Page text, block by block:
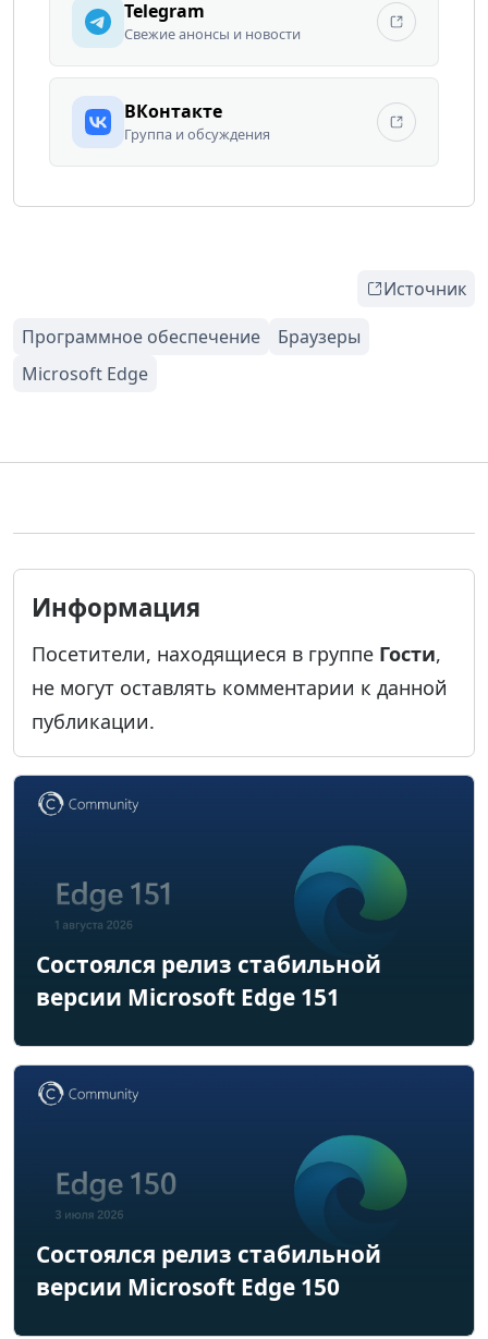
Telegram
Свежие анонсы и новости
ВКонтакте
Группа и обсуждения
Источник
Информация
Посетители, находящиеся в группе Гости,
не могут оставлять комментарии к данной
публикации.
Состоялся релиз стабильной
версии Microsoft Edge 151
Состоялся релиз стабильной
версии Microsoft Edge 150